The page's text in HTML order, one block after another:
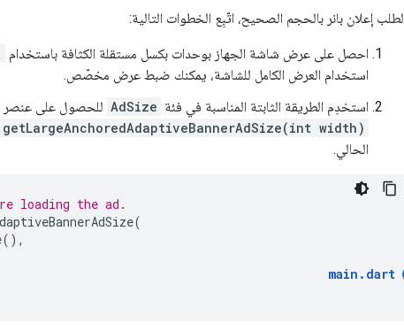
لطلب إعلان بانر بالحجم الصحيح، اتّبِع الخطوات التالية:
احصل على عرض شاشة الجهاز بوحدات بكسل مستقلة الكثافة باستخدام
استخدام العرض الكامل للشاشة، يمكنك ضبط عرض مخصّص.
استخدِم الطريقة الثابتة المناسبة في فئة AdSize للحصول على عنصر
width)
الحالي.
loading the ad.
(
(),
main . dart